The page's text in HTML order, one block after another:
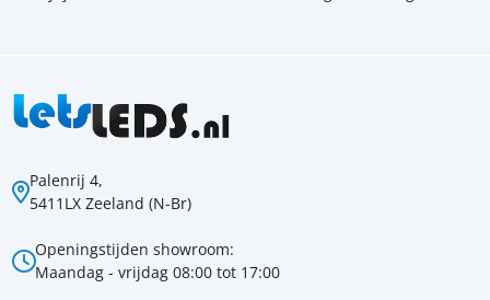
Palenrij 4,
5411LX Zeeland (N-Br)
Openingstijden showroom:
Maandag - vrijdag 08:00 tot 17:00